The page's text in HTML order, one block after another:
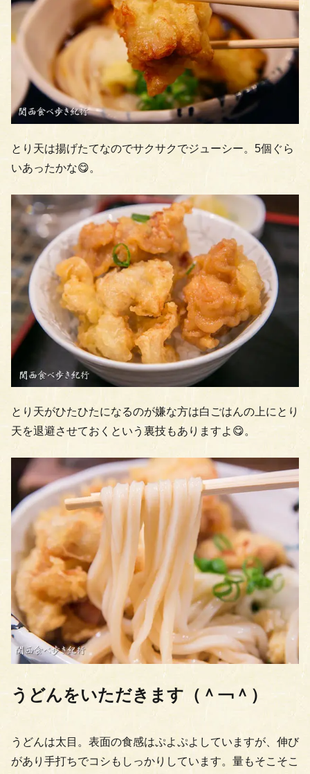
とり天は揚げたてなのでサクサクでジューシー。5個ぐら
いあったかな😋。
とり天がひたひたになるのが嫌な方は白ごはんの上にとり
天を退避させておくという裏技もありますよ😋。
うどんをいただきます（＾￢＾）
うどんは太目。表面の食感はぷよぷよしていますが、伸び
があり手打ちでコシもしっかりしています。量もそこそこ